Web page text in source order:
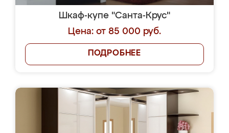
Шкаф-купе "Санта-Крус"
Цена: от 85 000 руб.
ПОДРОБНЕЕ